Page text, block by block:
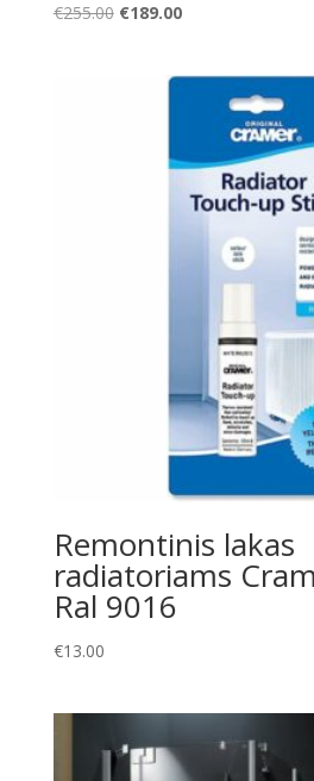
€255.00 Original
€189.00Current
€189.00.
Remontinis lakas
radiatoriams
Ral 9016
€13.00